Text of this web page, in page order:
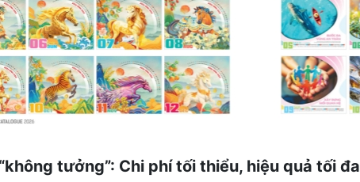
tưởng”: Chi phí tối thiểu, hiệu quả tối đa